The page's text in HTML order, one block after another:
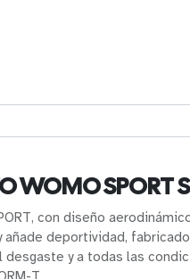
WOMO SPORT
con diseño
añade deportividad,
y a todas las